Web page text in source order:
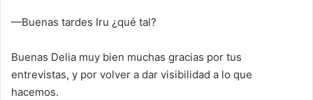
—Buenas tardes Iru ¿qué tal?
Buenas Delia muy bien muchas gracias por tus
entrevistas, y por volver a dar visibilidad a lo que
hacemos.